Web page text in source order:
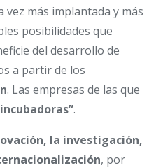
vez más implantada y más
posibilidades que
del desarrollo de
a partir de los
. Las empresas de las que
.
la investigación,
, por